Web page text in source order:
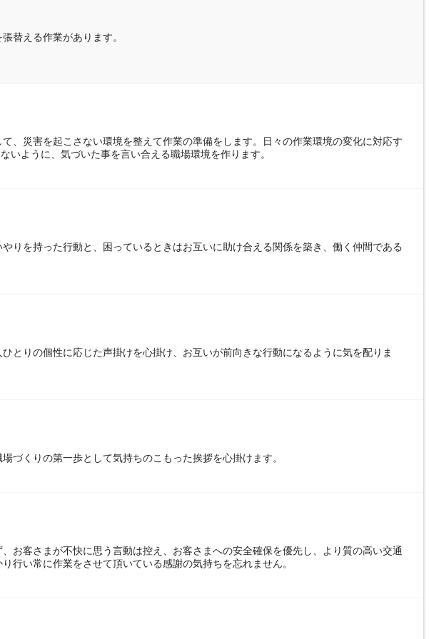
替える作業があります。
、災害を起こさない環境を整えて作業の準備をします。日々の作業環境の変化に対応す
ように、気づいた事を言い合える職場環境を作ります。
りを持った行動と、困っているときはお互いに助け合える関係を築き、働く仲間である
とりの個性に応じた声掛けを心掛け、お互いが前向きな行動になるように気を配りま
づくりの第一歩として気持ちのこもった挨拶を心掛けます。
お客さまが不快に思う言動は控え、お客さまへの安全確保を優先し、より質の高い交通
行い常に作業をさせて頂いている感謝の気持ちを忘れません。